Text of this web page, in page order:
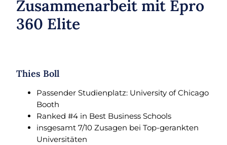
Zusammenarbeit mit Epro
360 Elite
Thies Boll
Passender Studienplatz: University of Chicago
Booth
Ranked #4 in Best Business Schools
insgesamt 7/10 Zusagen bei Top-gerankten
Universitäten